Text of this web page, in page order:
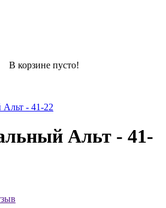
В корзине пусто!
- 41-22
Альт - 41-